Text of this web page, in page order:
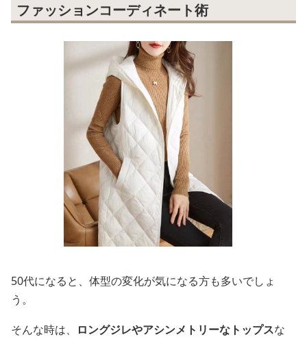
ファッションコーディネート術
50代になると、体型の変化が気になる方も多いでしょ
う。
そんな時は、
ロングジレやアシンメトリーなトップスな